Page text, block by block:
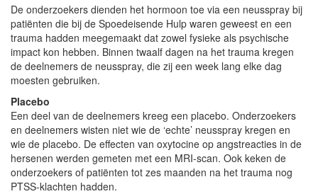
De onderzoekers dienden het hormoon toe via een neusspray bij
patiënten die bij de Spoedeisende Hulp waren geweest en een
trauma hadden meegemaakt dat zowel fysieke als psychische
impact kon hebben. Binnen twaalf dagen na het trauma kregen
de deelnemers de neusspray, die zij een week lang elke dag
moesten gebruiken.
Placebo
Een deel van de deelnemers kreeg een placebo. Onderzoekers
en deelnemers wisten niet wie de ‘echte’ neusspray kregen en
wie de placebo. De effecten van oxytocine op angstreacties in de
hersenen werden gemeten met een MRI-scan. Ook keken de
onderzoekers of patiënten tot zes maanden na het trauma nog
PTSS-klachten hadden.